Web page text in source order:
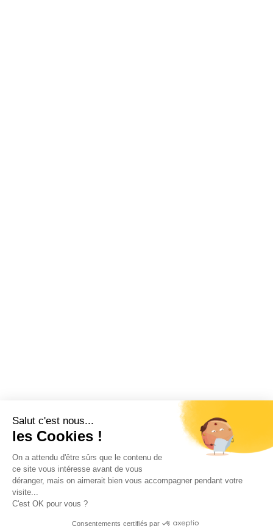
Salut c'est nous...
les Cookies !
On a attendu d'être sûrs que le contenu de
ce site vous intéresse avant de vous
déranger, mais on aimerait bien vous accompagner pendant votre
visite...
C'est OK pour vous ?
Consentements certifiés par